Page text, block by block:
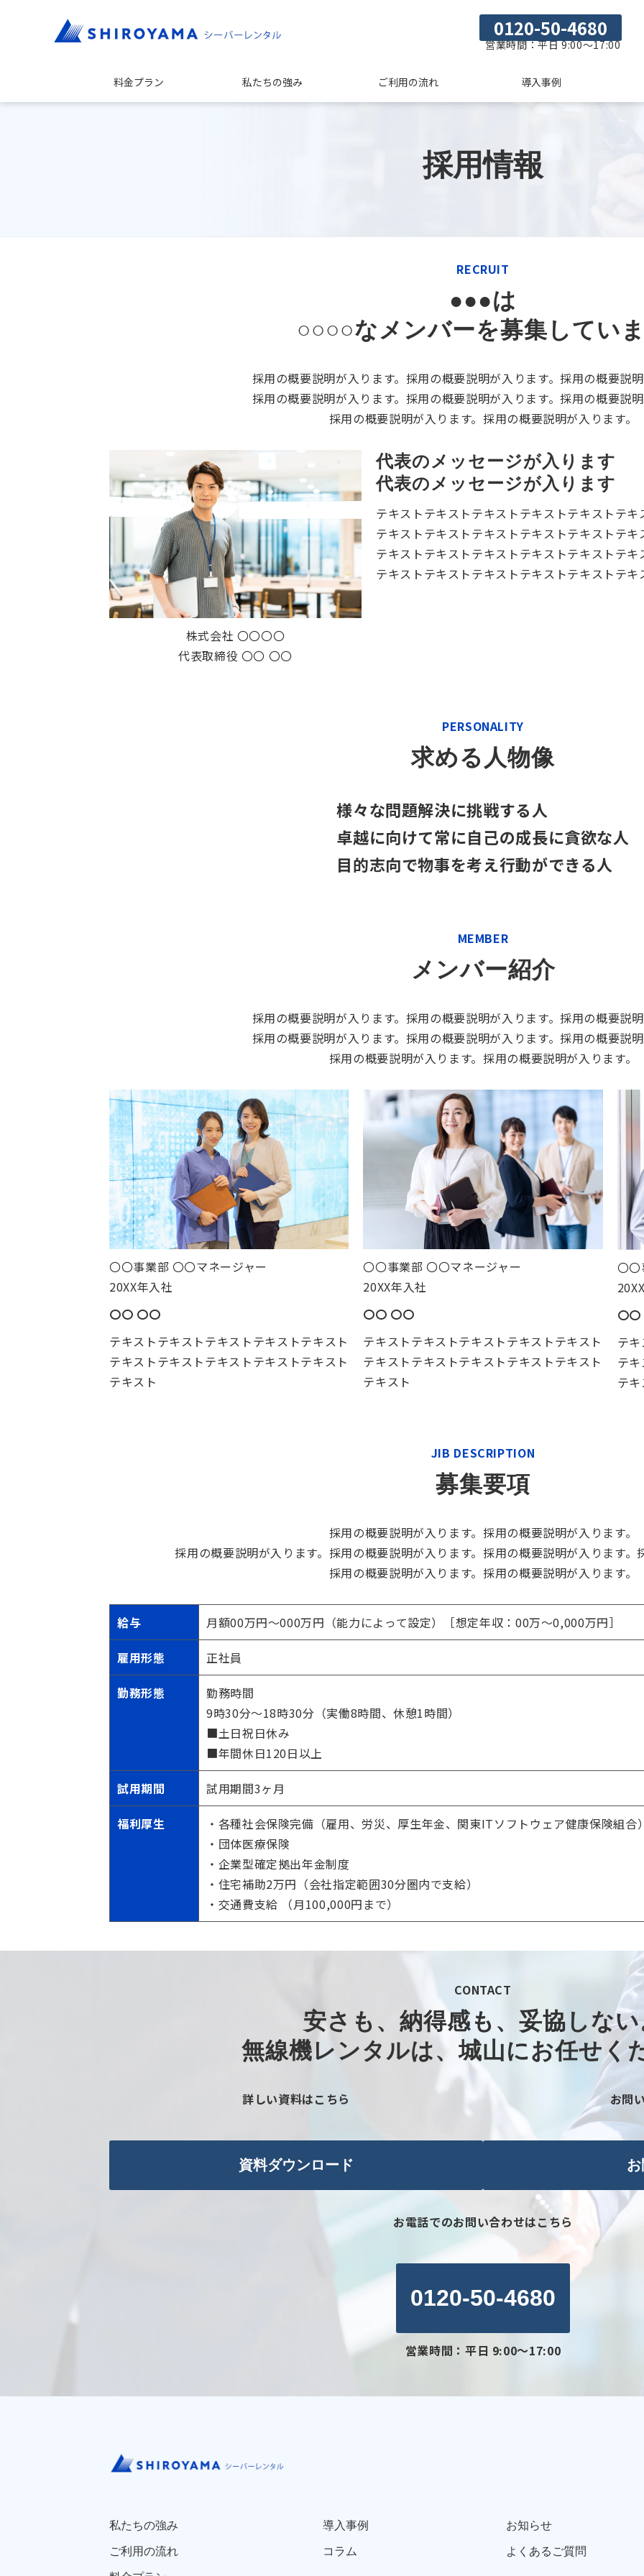
0120-50-4680
営業時間：平日 9:00～17:00
料金プラン 私たちの強み ご利用の流れ 導入事例
採用情報
RECRUIT
●●●は
○○○○なメンバーを募集してい
採用の概要説明が入ります。採用の概要説明が入ります。採用の概要説
採用の概要説明が入ります。採用の概要説明が入ります。採用の概要説
採用の概要説明が入ります。採用の概要説明が入ります。
株式会社 〇〇〇〇
代表取締役 〇〇 〇〇
代表のメッセージが入ります
代表のメッセージが入ります
テキストテキストテキストテキストテキストテ
テキストテキストテキストテキストテキストテ
テキストテキストテキストテキストテキストテ
テキストテキストテキストテキストテキストテ
PERSONALITY
求める人物像
様々な問題解決に挑戦する人
卓越に向けて常に自己の成長に貪欲な人
目的志向で物事を考え行動ができる人
MEMBER
メンバー紹介
採用の概要説明が入ります。採用の概要説明が入ります。採用の概要説
採用の概要説明が入ります。採用の概要説明が入ります。採用の概要説
採用の概要説明が入ります。採用の概要説明が入ります。
〇〇事業部 〇〇マネージャー
20XX年入社
〇〇 〇〇
テキストテキストテキストテキストテキスト
テキストテキストテキストテキストテキスト
テキスト
〇〇事業部 〇〇マネージャー
20XX年入社
〇〇 〇〇
テキストテキストテキストテキストテキスト
テキストテキストテキストテキストテキスト
テキスト
〇
〇
テ
テ
テ
JIB DESCRIPTION
募集要項
採用の概要説明が入ります。採用の概要説明が入ります。
採用の概要説明が入ります。採用の概要説明が入ります。採用の概要説明が入ります。
採用の概要説明が入ります。採用の概要説明が入ります。
給与 月額00万円〜000万円（能力によって設定）［想定年収：00万～0,000万円］
雇用形態 正社員
勤務形態
勤務時間
9時30分～18時30分（実働8時間、休憩1時間）
■土日祝日休み
■年間休日120日以上
試用期間 試用期間3ヶ月
福利厚生
・各種社会保険完備（雇用、労災、厚生年金、関東ITソフトウェア健康保険組合
・団体医療保険
・企業型確定拠出年金制度
・住宅補助2万円（会社指定範囲30分圏内で支給）
・交通費支給 （月100,000円まで）
CONTACT
安さも、納得感も、妥協しな
無線機レンタルは、城山にお任せく
詳しい資料はこちら
資料ダウンロード
お問
お電話でのお問い合わせはこちら
0120-50-4680
営業時間：平日 9:00～17:00
私たちの強み
ご利用の流れ
導入事例
コラム
お知らせ
よくあるご質問